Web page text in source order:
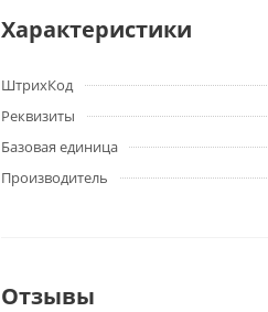
Характеристики
ШтрихКод
Реквизиты
Базовая единица
Производитель
Отзывы